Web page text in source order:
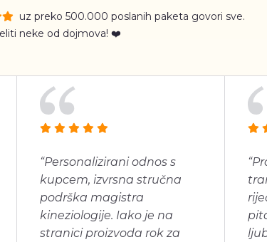
uz preko 500.000 poslanih paketa govori sve.
neke od dojmova! ❤️
“Personalizirani odnos s
kupcem, izvrsna stručna
podrška magistra
kineziologije. Iako je na
stranici proizvoda rok za